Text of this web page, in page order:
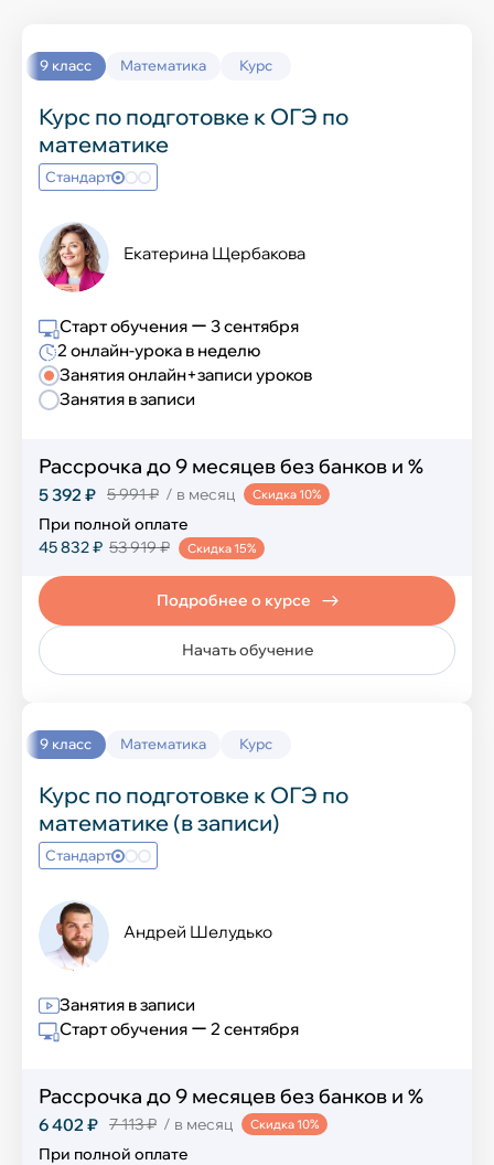
История
Химия
География
Обществознание
ИЗО и технология
Музыка
Физическая культура
Технология
Иностранные языки
Английский язык
Французский язык
Испанский язык
Немецкий язык
IT-курсы
Компьютерная грамотность
Программирование на Python
Программирование в Scratch
9 класс Математика Курс
Курс по подготовке к ОГЭ по
математике
Стандарт
Екатерина Щербакова
Занятия онлайн+записи уроков
Занятия в записи
Старт обучения ー 3 сентября
2 онлайн-урока в неделю
Рассрочка до 9 месяцев без банков и %
5 392 ₽ 5 991 ₽ / в месяц Скидка 10%
При полной оплате
45 832 ₽ 53 919 ₽ Скидка 15%
Начать обучение
Подробнее о курсе
9 класс Математика Курс
Курс по подготовке к ОГЭ по
математике (в записи)
Стандарт
Андрей Шелудько
Занятия в записи
Старт обучения ー 2 сентября
Рассрочка до 9 месяцев без банков и %
6 402 ₽ 7 113 ₽ / в месяц Скидка 10%
При полной оплате